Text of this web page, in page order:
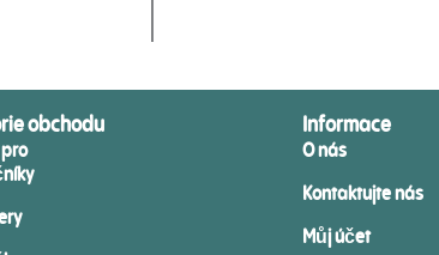
obchodu Informace
O nás
Kontaktujte nás
Můj účet